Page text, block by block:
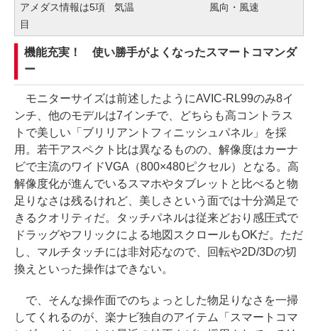
アメダス情報は5項
目
気温 風向・風速
機能充実！ 使い勝手がよくなったスマートコマンダ
ー
モニターサイズは前述したようにAVIC-RL99のみ8イ
ンチ、他のモデルは7インチで、どちらも高コントラス
トで美しい「ブリリアントフィニッシュパネル」を採
用。若干アスペクト比は異なるものの、解像度はカーナ
ビで主流のワイドVGA（800×480ピクセル）となる。高
解像度化が進んでいるスマホやタブレットと比べると物
足りなさは残るけれど、美しさという面では十分満足で
きるクオリティだ。タッチパネルは従来どおり感圧式で
ドラッグやフリックによる地図スクロールもOKだ。ただ
し、マルチタッチには非対応なので、回転や2D/3Dの切
換えといった操作はできない。
で、そんな操作面でのちょっとした物足りなさを一掃
してくれるのが、楽ナビ独自のアイテム「スマートコマ